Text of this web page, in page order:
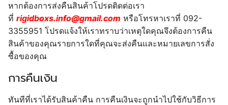
หากต้องการส่งคืนสินค้าโปรดติดต่อเรา
ที่ rigidboxs.info@gmail.com หรือโทรหาเราที่ 092-
3355951 โปรดแจ้งให้เราทราบว่าเหตุใดคุณจึงต้องการคืน
สินค้าของคุณรายการใดที่คุณจะส่งคืนและหมายเลขการสั่ง
ซื้อของคุณ
การคืนเงิน
ทันทีที่เราได้รับสินค้าคืน การคืนเงินจะถูกนำไปใช้กับวิธีการ